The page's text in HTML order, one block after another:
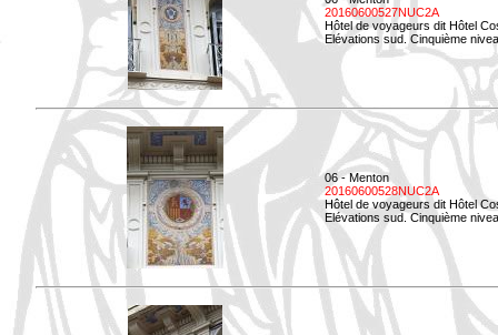
20160600527NUC2A
Hôtel de voyageurs dit Hôtel
Elévations sud. Cinquième
06 - Menton
20160600528NUC2A
Hôtel de voyageurs dit Hôtel
Elévations sud. Cinquième